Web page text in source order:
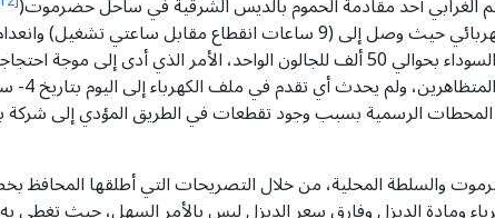
أغسطس كانت قد عانت مدينة المكلا وعموم ساحل حضرموت من انقطاع طويل للتيار الكهربائي حيث وصل إلى (9 ساعات
البترول والديزل في عموم المحطات الرسمية، وقد وصل سعر الجالون (20 لترًا) في السوق السوداء بحوالي 50 ألف للجالون الواحد،
بعض مناطق مدينة
الرسمية بسبب وجود تقطعات في الطريق المؤدي إلى شركة
والسلطة المحلية، من خلال التصريحات التي أطلقها المحافظ